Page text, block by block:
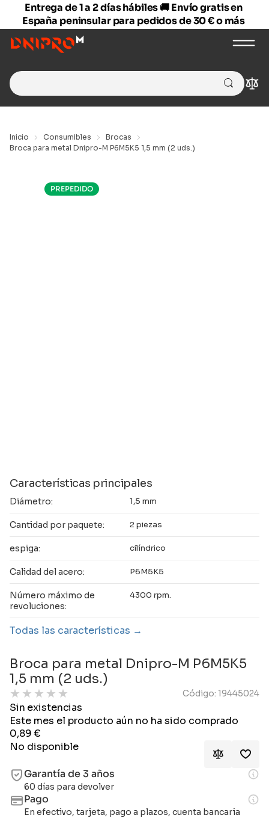
Entrega de 1 a 2 días hábiles 🚚 Envío gratis en
España peninsular para pedidos de 30 € o más
Search
for:
Inicio Consumibles
Brocas
Broca para metal Dnipro-M P6M5K5 1,5 mm (2 uds.)
PREPEDIDO
Características principales
Diámetro: 1,5 mm
Cantidad por paquete: 2 piezas
espiga: cilíndrico
Calidad del acero: P6M5K5
Número máximo de
revoluciones:
4300 rpm.
Todas las características
Broca para metal Dnipro-M P6M5K5
1,5 mm (2 uds.)
★ ★ ★ ★ ★ Código: 19445024
Sin existencias
Este mes el producto aún no ha sido comprado
0,89€
No disponible
Garantía de 3 años
60 días para devolver
Pago
En efectivo, tarjeta, pago a plazos, cuenta bancaria